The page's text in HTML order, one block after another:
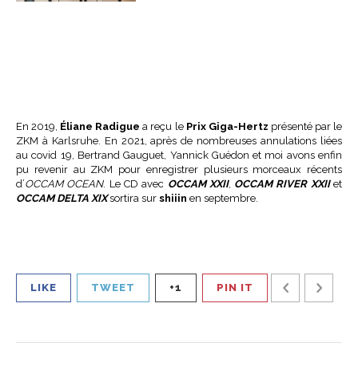
En 2019, Éliane Radigue a reçu le Prix Giga-Hertz présenté par le
ZKM à Karlsruhe. En 2021, après de nombreuses annulations liées
au covid 19, Bertrand Gauguet, Yannick Guédon et moi avons enfin
pu revenir au ZKM pour enregistrer plusieurs morceaux récents
d’OCCAM OCEAN. Le CD avec OCCAM XXII, OCCAM RIVER XXIIet
OCCAM DELTA XIXsortira sur shiiin en septembre.
LIKE TWEET +1 PIN IT